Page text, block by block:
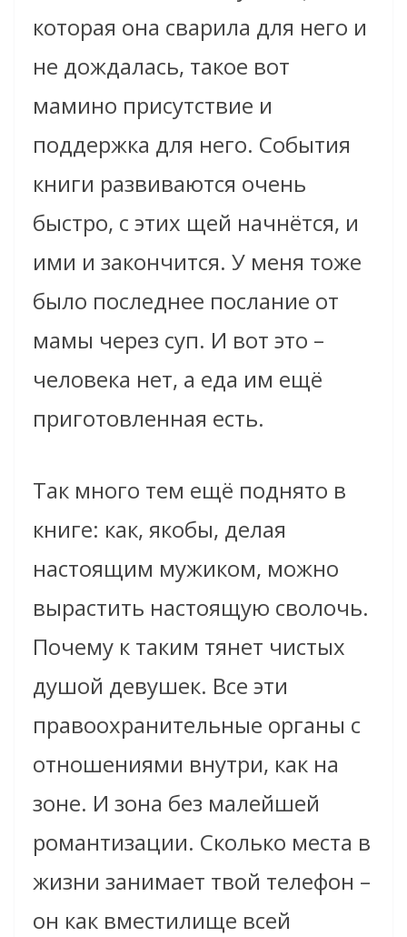
которая она сварила для него и
не дождалась, такое вот
мамино присутствие и
поддержка для него. События
книги развиваются очень
быстро, с этих щей начнётся, и
ими и закончится. У меня тоже
было последнее послание от
мамы через суп. И вот это –
человека нет, а еда им ещё
приготовленная есть.
Так много тем ещё поднято в
книге: как, якобы, делая
настоящим мужиком, можно
вырастить настоящую сволочь.
Почему к таким тянет чистых
душой девушек. Все эти
правоохранительные органы с
отношениями внутри, как на
зоне. И зона без малейшей
романтизации. Сколько места в
жизни занимает твой телефон –
он как вместилище всей